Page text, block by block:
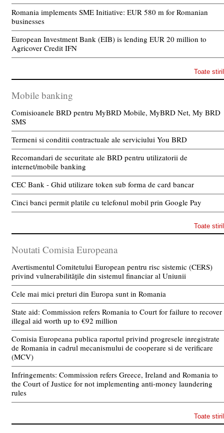
Romania implements SME Initiative: EUR 580 m for Romanian
businesses
European Investment Bank (EIB) is lending EUR 20 million to
Agricover Credit IFN
Toate
Mobile banking
Comisioanele BRD pentru MyBRD Mobile, MyBRD Net, My BRD
SMS
Termeni si conditii contractuale ale serviciului You BRD
Recomandari de securitate ale BRD pentru utilizatorii de
internet/mobile banking
CEC Bank - Ghid utilizare token sub forma de card bancar
Cinci banci permit platile cu telefonul mobil prin Google Pay
Toate
Noutati Comisia Europeana
Avertismentul Comitetului European pentru risc sistemic (CERS)
privind vulnerabilitățile din sistemul financiar al Uniunii
Cele mai mici preturi din Europa sunt in Romania
State aid: Commission refers Romania to Court for failure to recover
illegal aid worth up to €92 million
Comisia Europeana publica raportul privind progresele inregistrate
de Romania in cadrul mecanismului de cooperare si de verificare
(MCV)
Infringements: Commission refers Greece, Ireland and Romania to
the Court of Justice for not implementing anti-money laundering
rules
Toate